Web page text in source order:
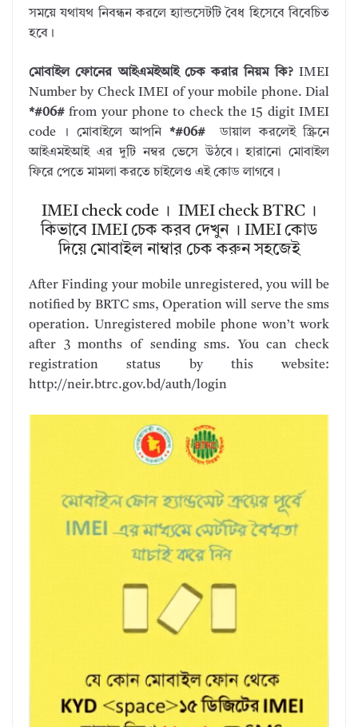
সময়ে যথাযথ নিবন্ধন করলে হ্যান্ডসেটটি বৈধ হিসেবে বিবেচিত
হবে।
মোবাইল ফোনের আইএমইআই চেক করার নিয়ম কি?IMEI
Number by Check IMEI of your mobile phone. Dial
*#06# from your phone to check the 15 digit IMEI
code । মোবাইলে আপনি *#06#ডায়াল করলেই স্ক্রিনে
আইএমইআই এর দুটি নম্বর ভেসে উঠবে। হারানো মোবাইল
ফিরে পেতে মামলা করতে চাইলেও এই কোড লাগবে।
IMEI check code । IMEI check BTRC ।
কিভাবে IMEI চেক করব দেখুন । IMEI কোড
দিয়ে মোবাইল নাম্বার চেক করুন সহজেই
After Finding your mobile unregistered, you will be
notified by BRTC sms, Operation will serve the sms
operation. Unregistered mobile phone won’t work
after 3 months of sending sms. You can check
registration status by this website:
http://neir.btrc.gov.bd/auth/login